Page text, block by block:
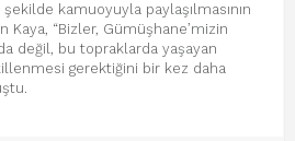
şekilde kamuoyuyla paylaşılmasının
“Bizler, Gümüşhane’mizin
değil, bu topraklarda yaşayan
gerektiğini bir kez daha